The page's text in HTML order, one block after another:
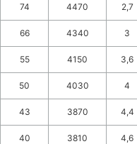
74 4470 2,7
66 4340 3
55 4150 3,6
50 4030 4
43 3870 4,4
40 3810 4,6